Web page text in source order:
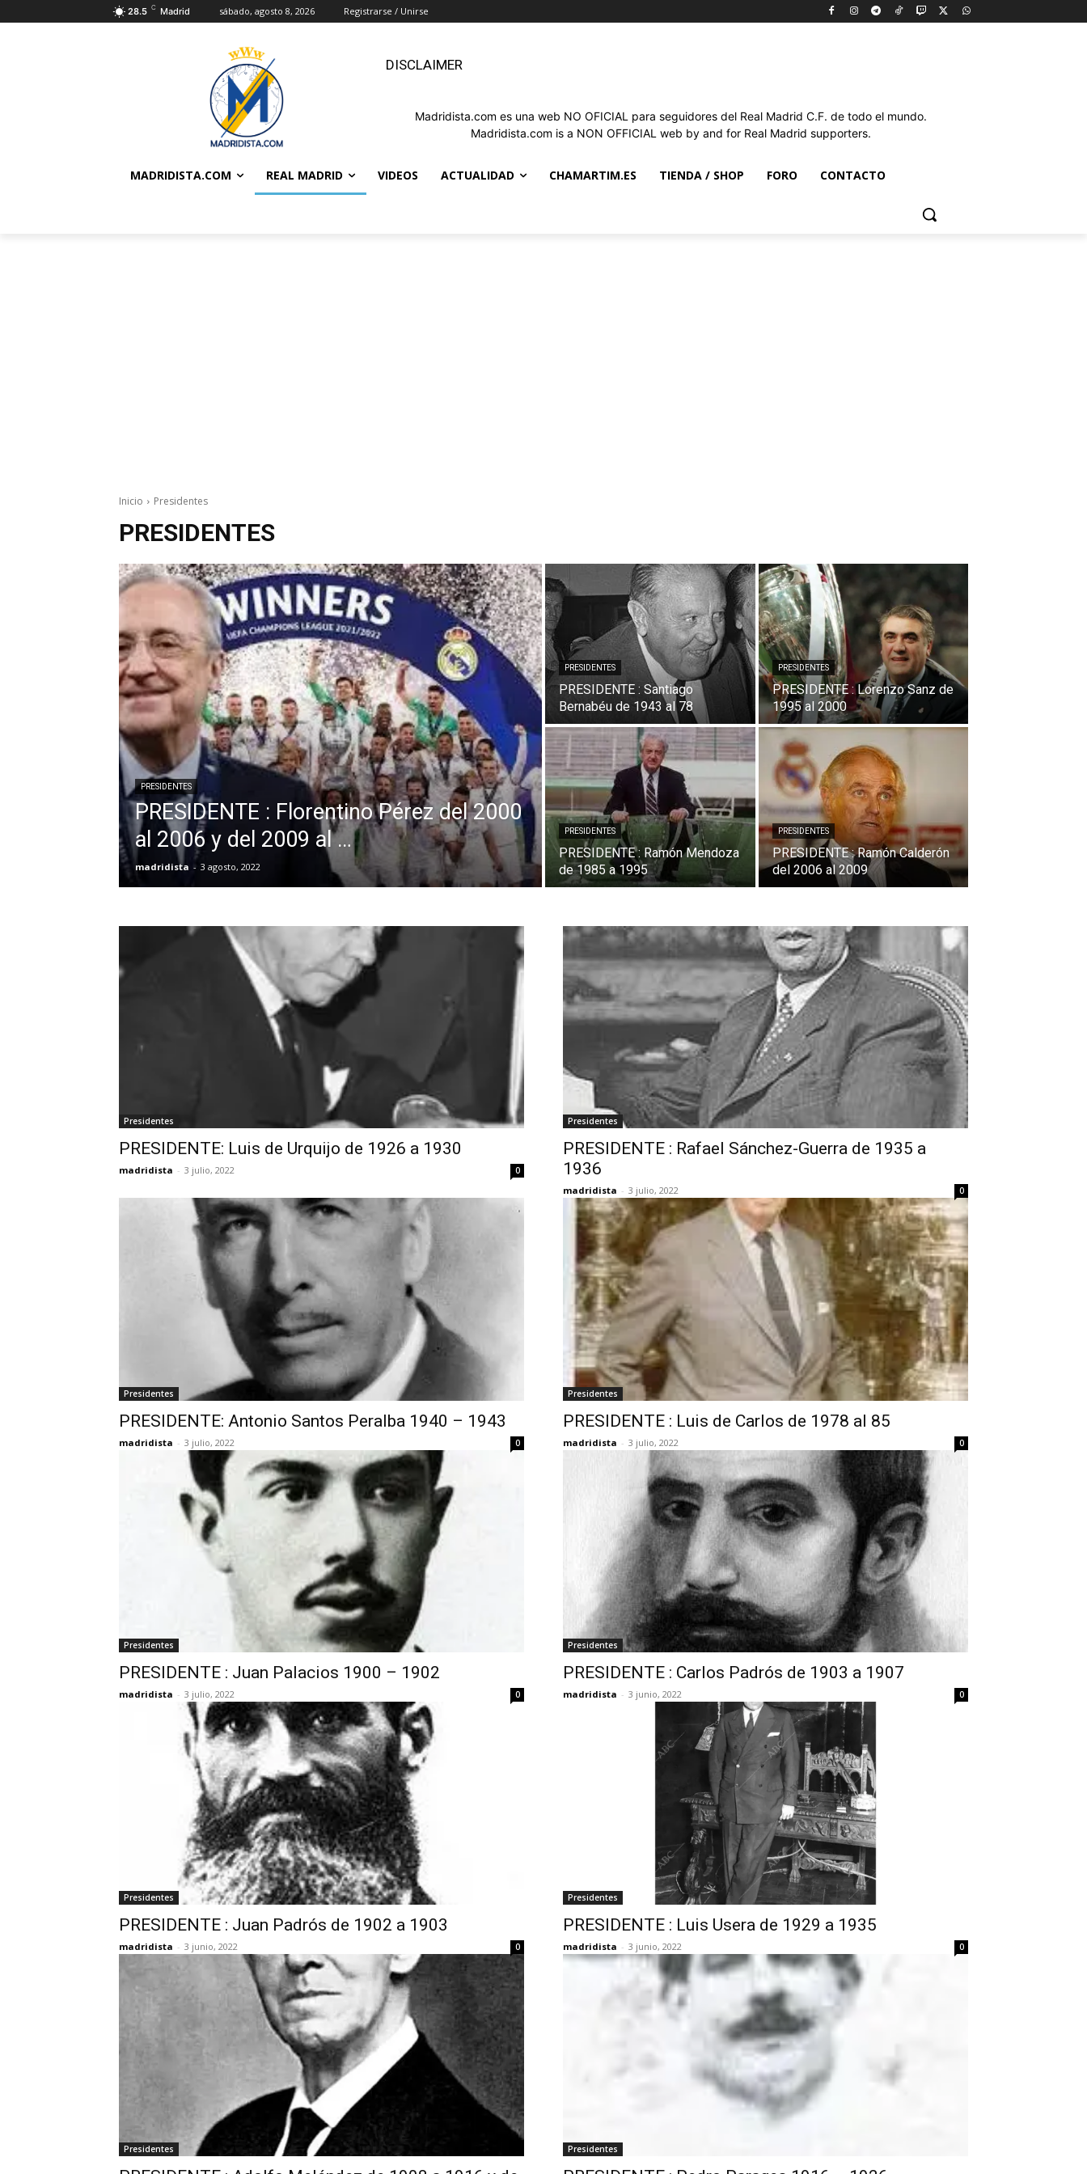
28.5 C Madrid sábado, agosto 8, 2026 Registrarse / Unirse
DISCLAIMER
Madridista.com es una web NO OFICIAL para seguidores del Real Madrid C.F. de todo el mundo.
Madridista.com is a NON OFFICIAL web by and for Real Madrid supporters.
MADRIDISTA.COM REAL MADRID VIDEOS ACTUALIDAD CHAMARTIM.ES TIENDA / SHOP FORO CONTACTO
Inicio Presidentes
PRESIDENTES
PRESIDENTES
PRESIDENTE : Florentino Pérez del 2000
al 2006 y del 2009 al …
madridista - 3 agosto, 2022
PRESIDENTES
PRESIDENTE : Santiago
Bernabéu de 1943 al 78
PRESIDENTES
PRESIDENTE : Lorenzo Sanz de
1995 al 2000
PRESIDENTES
PRESIDENTE : Ramón Mendoza
de 1985 a 1995
PRESIDENTES
PRESIDENTE : Ramón Calderón
del 2006 al 2009
Presidentes
PRESIDENTE: Luis de Urquijo de 1926 a 1930
madridista - 3 julio, 2022 0
Presidentes
PRESIDENTE : Rafael Sánchez-Guerra de 1935 a
1936
madridista - 3 julio, 2022 0
Presidentes
PRESIDENTE: Antonio Santos Peralba 1940 – 1943
madridista - 3 julio, 2022 0
Presidentes
PRESIDENTE : Luis de Carlos de 1978 al 85
madridista - 3 julio, 2022 0
Presidentes
PRESIDENTE : Juan Palacios 1900 – 1902
madridista - 3 julio, 2022 0
Presidentes
PRESIDENTE : Carlos Padrós de 1903 a 1907
madridista - 3 junio, 2022 0
Presidentes
PRESIDENTE : Juan Padrós de 1902 a 1903
madridista - 3 junio, 2022 0
Presidentes
PRESIDENTE : Luis Usera de 1929 a 1935
madridista - 3 junio, 2022 0
Presidentes Presidentes